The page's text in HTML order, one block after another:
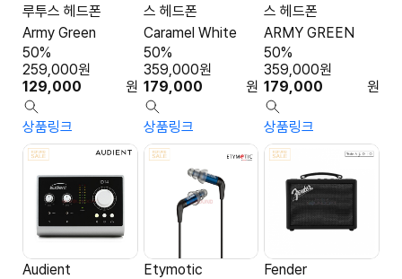
루투스 헤드폰
Army Green
129,000 원
259,000원
50%
상품링크
스 헤드폰
Caramel White
179,000 원
359,000원
50%
상품링크
스 헤드폰
ARMY GREEN
179,000 원
359,000원
50%
상품링크
Audient
Etymotic
Fender